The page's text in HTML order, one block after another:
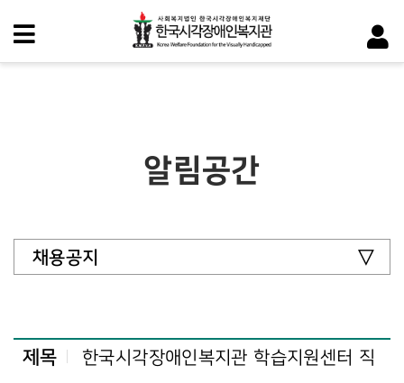
알림공간
채용공지
제목
한국시각장애인복지관 학습지원센터 직